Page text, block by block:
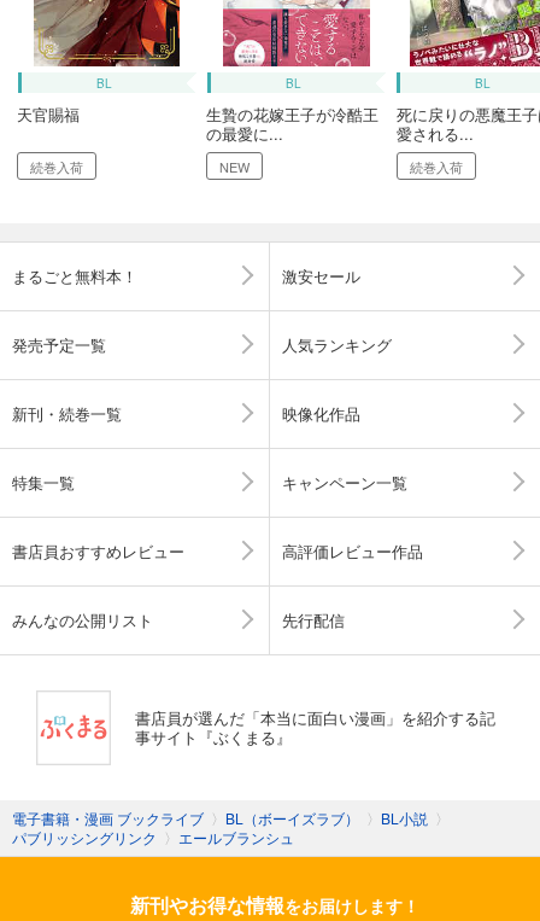
BL
天官賜福
続巻入荷
BL
生贄の花嫁王子が冷酷王
の最愛に...
NEW
BL
死に戻りの悪魔王
愛される...
続巻入荷
まるごと無料本！ 激安セール
発売予定一覧 人気ランキング
新刊・続巻一覧 映像化作品
特集一覧 キャンペーン一覧
書店員おすすめレビュー 高評価レビュー作品
みんなの公開リスト 先行配信
書店員が選んだ「本当に面白い漫画」を紹介する記
事サイト『ぶくまる』
電子書籍・漫画 ブックライブ 〉 BL（ボーイズラブ） 〉 BL小説 〉
パブリッシングリンク 〉 エールブランシュ
新刊やお得な情報をお届けします！